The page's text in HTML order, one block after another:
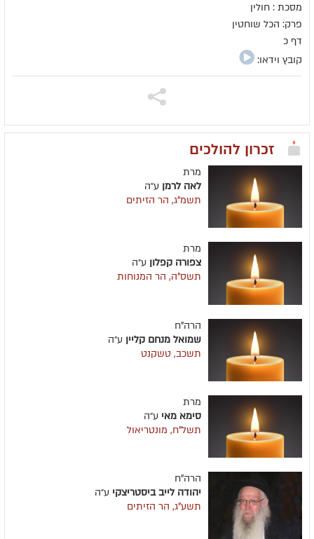
מסכת : חולין
פרק: הכל שוחטין
דף כ
קובץ וידאו:
זכרון להולכים
מרת
לאה לרמן ע״ה
תשמ"ג, הר הזיתים
מרת
צפורה קפלון ע״ה
תשס"ה, הר המנוחות
הרה"ח
שמואל מנחם קליין ע״ה
תשכב, טשקנט
מרת
סימא מאי ע״ה
תשל"ח, מונטריאול
הרה"ח
יהודה לייב ביסטריצקי ע״ה
תשע"ג, הר הזיתים